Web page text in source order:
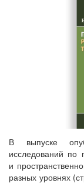
В выпуске
исследований по
и
разных уровнях